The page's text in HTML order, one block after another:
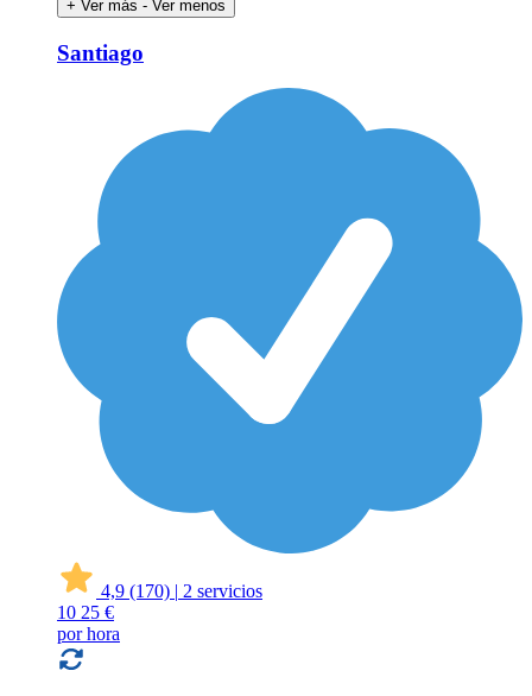
+ Ver más - Ver menos
Santiago
4,9 (170) | 2 servicios
10 25 €
por hora